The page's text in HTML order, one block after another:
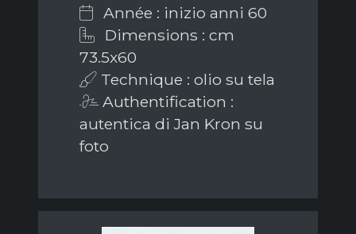
Année : inizio anni 60
Dimensions : cm
73.5x60
Technique : olio su tela
Authentification :
autentica di Jan Kron su
foto